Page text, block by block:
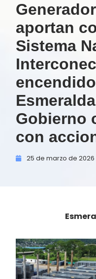
aportan
Sistema
Gobierno
con
25 de marzo de 2026